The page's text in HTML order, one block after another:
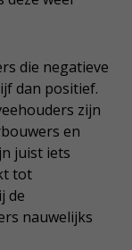
die negatieve
dan positief.
zijn
en
juist iets
tot
de
nauwelijks